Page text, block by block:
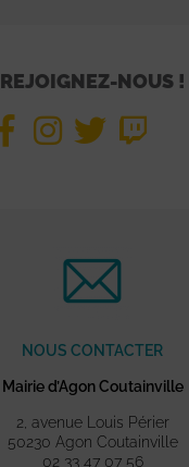
REJOIGNEZ-NOUS !
NOUS CONTACTER
Mairie d’Agon Coutainville
2, avenue Louis Périer
50230 Agon Coutainville
02 33 47 07 56